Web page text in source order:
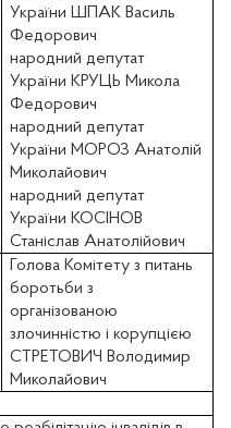
України ШПАК Василь
Федорович
народний депутат
України КРУЦЬ Микола
Федорович
народний депутат
України МОРОЗ Анатолій
Миколайович
народний депутат
України КОСІНОВ
Станіслав Анатолійович
Голова Комітету з питань
боротьби з
організованою
злочинністю і корупцією
СТРЕТОВИЧ Володимир
Миколайович